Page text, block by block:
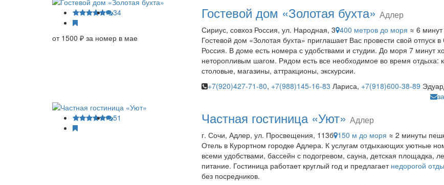
34
от 1500 ₽ за номер в мае
Гостевой дом «Золотая бухта» Адлер
Сириус, совхоз Россия, ул. Народная, 3 400 метров до моря ≈ 6
Гостевой дом «Золотая бухта» приглашает Вас провести свой отпуск в
Россия. В доме есть номера с удобствами и студии. До моря 7 минут
неторопливым шагом. Рядом есть все необходимое во время отдыха:
столовые, магазины, аттракционы, экскурсии.
+7(920)427-71-80, +7(988)145-16-83 Лариса, +7(918)600-38-89
51 Частная гостиница «Уют» Адлер
г. Сочи, Адлер, ул. Просвещения, 113б 150 м до моря ≈ 2 минуты
Отель в Курортном городке Адлера. К услугам отдыхающих уютные
всеми удобствами, бассейн с подогревом, сауна, детская площадка,
питание. Гостиница работает круглый год и предлагает недорогой
без посредников.